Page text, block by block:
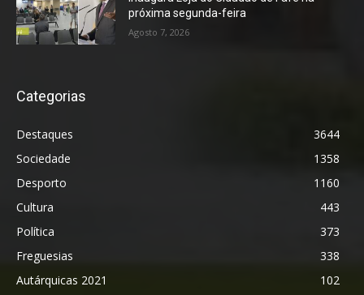
próxima segunda-feira
Agosto 7, 2026
Categorias
Destaques
3644
Sociedade
1358
Desporto
1160
Cultura
443
Política
373
Freguesias
338
Autárquicas 2021
102